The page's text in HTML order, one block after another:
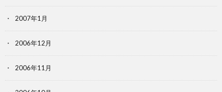
2007年1月
2006年12月
2006年11月